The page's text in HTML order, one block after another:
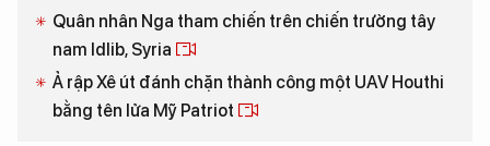
Quân nhân Nga tham chiến trên chiến trường tây
nam Idlib, Syria
Ả rập Xê út đánh chặn thành công một UAV Houthi
bằng tên lửa Mỹ Patriot